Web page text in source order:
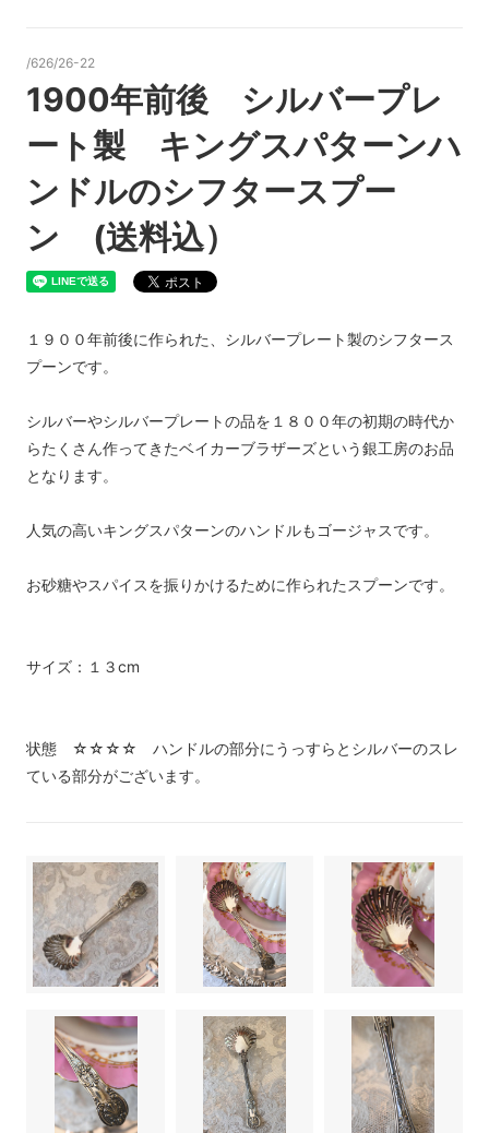
/626/26-22
1900年前後 シルバープレ
ート製 キングスパターンハ
ンドルのシフタースプー
ン (送料込）
１９００年前後に作られた、シルバープレート製のシフタース
プーンです。
シルバーやシルバープレートの品を１８００年の初期の時代か
らたくさん作ってきたベイカーブラザーズという銀工房のお品
となります。
人気の高いキングスパターンのハンドルもゴージャスです。
お砂糖やスパイスを振りかけるために作られたスプーンです。
サイズ：１３cm
状態 ☆☆☆☆ ハンドルの部分にうっすらとシルバーのスレ
ている部分がございます。